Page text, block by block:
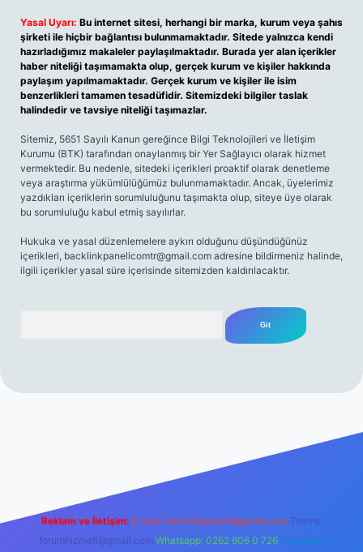
Yasal Uyarı: Bu internet sitesi, herhangi bir marka, kurum veya şahıs
şirketi ile hiçbir bağlantısı bulunmamaktadır. Sitede yalnızca kendi
hazırladığımız makaleler paylaşılmaktadır. Burada yer alan içerikler
haber niteliği taşımamakta olup, gerçek kurum ve kişiler hakkında
paylaşım yapılmamaktadır. Gerçek kurum ve kişiler ile isim
benzerlikleri tamamen tesadüfidir. Sitemizdeki bilgiler taslak
halindedir ve tavsiye niteliği taşımazlar.
Sitemiz, 5651 Sayılı Kanun gereğince Bilgi Teknolojileri ve İletişim
Kurumu (BTK) tarafından onaylanmış bir Yer Sağlayıcı olarak hizmet
vermektedir. Bu nedenle, sitedeki içerikleri proaktif olarak denetleme
veya araştırma yükümlülüğümüz bulunmamaktadır. Ancak, üyelerimiz
yazdıkları içeriklerin sorumluluğunu taşımakta olup, siteye üye olarak
bu sorumluluğu kabul etmiş sayılırlar.
Hukuka ve yasal düzenlemelere aykırı olduğunu düşündüğünüz
içerikleri, backlinkpanelicomtr@gmail.com adresine bildirmeniz halinde,
ilgili içerikler yasal süre içerisinde sitemizden kaldırılacaktır.
Reklam ve İletişim: E-mail: backlinkpaneli@gmail.com Teams:
forumhizmeti@gmail.com Whatsapp: 0262 606 0 726 Telegram: